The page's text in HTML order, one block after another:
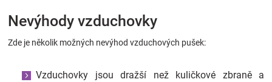
Nevýhody vzduchovky
Zde je několik možných nevýhod vzduchových pušek:
Vzduchovky jsou dražší než kuličkové zbraně a